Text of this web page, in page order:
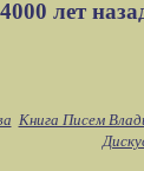
лет
Книга Писем